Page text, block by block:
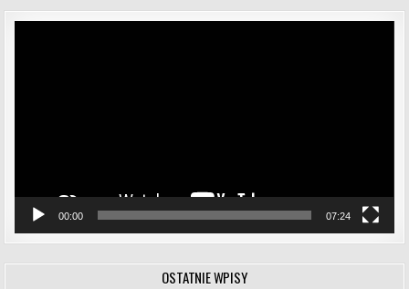
00:00 07:24
OSTATNIE WPISY